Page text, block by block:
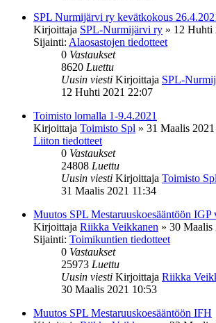
SPL Nurmijärvi ry kevätkokous
Kirjoittaja SPL-Nurmijärvi ry » 12 Huhti
Sijainti: Alaosastojen tiedotteet
0 Vastaukset
8620 Luettu
Uusin viesti Kirjoittaja SPL-
12 Huhti 2021 22:07
Toimisto lomalla 1-9.4.2021
Kirjoittaja Toimisto Spl » 31 Maalis
Liiton tiedotteet
0 Vastaukset
24808 Luettu
Uusin viesti Kirjoittaja Toimisto Spl
31 Maalis 2021 11:34
Muutos SPL Mestaruuskoesääntöön IGP
Kirjoittaja Riikka Veikkanen » 30 Maalis
Sijainti: Toimikuntien tiedotteet
0 Vastaukset
25973 Luettu
Uusin viesti Kirjoittaja Riikka
30 Maalis 2021 10:53
Muutos SPL Mestaruuskoesääntöön IFH